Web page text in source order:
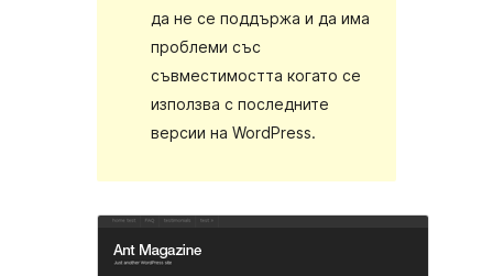
да не се поддържа и да има
проблеми със
съвместимостта когато се
използва с последните
версии на WordPress.